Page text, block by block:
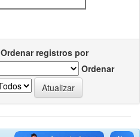
Ordenar registros por
Ordenar